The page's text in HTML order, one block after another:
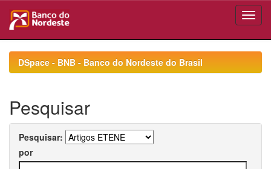
navigationDSpace - BNB - Banco do Nordeste do Brasil
Pesquisar
Pesquisar:
por